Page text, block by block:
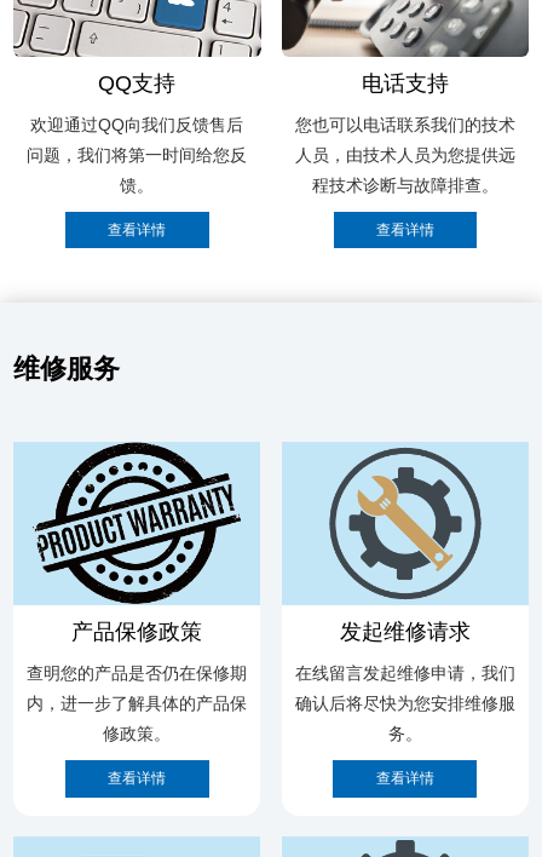
QQ支持
欢迎通过QQ向我们反馈售后
问题，我们将第一时间给您反
馈。
电话支持
您也可以电话联系我们的技术
人员，由技术人员为您提供远
程技术诊断与故障排查。
维修服务
产品保修政策
查明您的产品是否仍在保修期
内，进一步了解具体的产品保
修政策。
发起维修请求
在线留言发起维修申请，我们
确认后将尽快为您安排维修服
务。